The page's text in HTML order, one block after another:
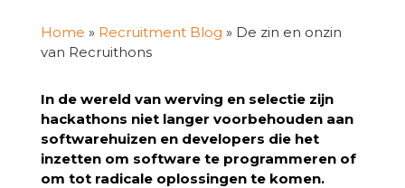
Home » Recruitment Blog » De zin en onzin
van Recruithons
In de wereld van werving en selectie zijn
hackathons niet langer voorbehouden aan
softwarehuizen en developers die het
inzetten om software te programmeren of
om tot radicale oplossingen te komen.